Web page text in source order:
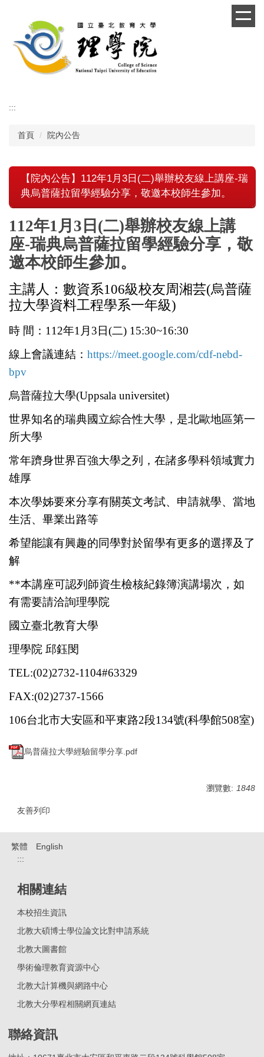
要
:::
首頁 院內公告
【院內公告】112年1月3日(二)舉辦校友線上講座-瑞
典烏普薩拉留學經驗分享，敬邀本校師生參加。
112年1月3日(二)舉辦校友線上講
座-瑞典烏普薩拉留學經驗分享，敬
邀本校師生參加。
主講人：數資系106級校友周湘芸(烏普薩
拉大學資料工程學系一年級)
時 間：112年1月3日(二) 15:30~16:30
線上會議連結： https://meet.google.com/cdf-nebd-
bpv
烏普薩拉大學(Uppsala universitet)
世界知名的瑞典國立綜合性大學，是北歐地區第一
所大學
常年躋身世界百強大學之列，在諸多學科領域實力
雄厚
本次學姊要來分享有關英文考試、申請就學、當地
生活、畢業出路等
希望能讓有興趣的同學對於留學有更多的選擇及了
解
**本講座可認列師資生檢核紀錄簿演講場次，如
有需要請洽詢理學院
國立臺北教育大學
理學院 邱鈺閔
TEL:(02)2732-1104#63329
FAX:(02)2737-1566
106台北市大安區和平東路2段134號(科學館508室)
烏普薩拉大學經驗留學分享.pdf
瀏覽數: 1848
友善列印
繁體
English
:::
相關連結
本校招生資訊
北教大碩博士學位論文比對申請系統
北教大圖書館
學術倫理教育資源中心
北教大計算機與網路中心
北教大分學程相關網頁連結
聯絡資訊